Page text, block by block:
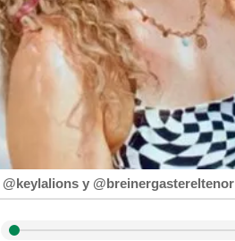
y @breinergastereltenor